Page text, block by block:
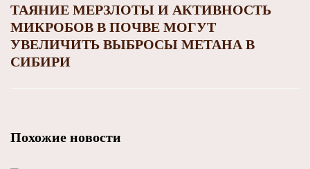
ТАЯНИЕ МЕРЗЛОТЫ И АКТИВНОСТЬ
МИКРОБОВ В ПОЧВЕ МОГУТ
УВЕЛИЧИТЬ ВЫБРОСЫ МЕТАНА В
СИБИРИ
Похожие новости